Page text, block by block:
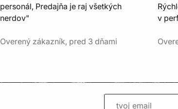
personál, Predajňa je raj všetkých
nerdov"
Overený zákazník, pred 3 dňami
v